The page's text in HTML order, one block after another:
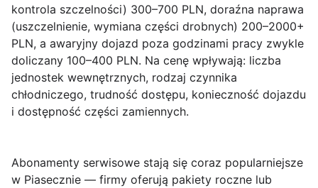
kontrola szczelności) 300–700 PLN, doraźna naprawa
(uszczelnienie, wymiana części drobnych) 200–2000+
PLN, a awaryjny dojazd poza godzinami pracy zwykle
doliczany 100–400 PLN. Na cenę wpływają: liczba
jednostek wewnętrznych, rodzaj czynnika
chłodniczego, trudność dostępu, konieczność dojazdu
i dostępność części zamiennych.
Abonamenty serwisowe stają się coraz popularniejsze
w Piasecznie — firmy oferują pakiety roczne lub